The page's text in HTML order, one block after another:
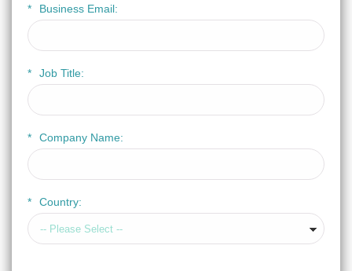
* Business Email:
* Job Title:
* Company Name:
* Country: